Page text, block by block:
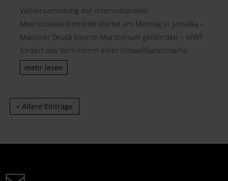
Vollversammlung der internationalen
Meeresbodenbehörde startet am Montag in Jamaika –
Massiver Druck könnte Moratorium gefährden – WWF
fordert das Verhindern einer Umweltkatastrophe
mehr lesen
« Ältere Einträge